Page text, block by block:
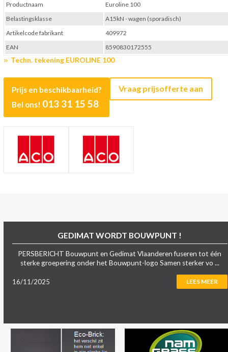
Techn. tekening EUROLINE 100
Prijs en beschikbaarheid?
Bel ons! 013 31 15 58
Vraag prijsofferte aan
Productnaam
Euroline 100
Belastingsklasse
A15kN - wagen (sporadisch)
Artikelcode fabrikant
409972
EAN
8590830172555
GEDIMAT WORDT BOUWPUNT !
PERSBERICHT Bouwpunt en Gedimat Vlaanderen fuseren tot één
sterke groepering onder het Bouwpunt-logo Samen sterker vo ...
16/11/2025 LEES MEER